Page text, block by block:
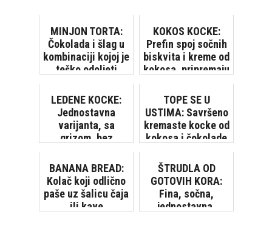
MINJON TORTA:
Čokolada i šlag u
kombinaciji kojoj je
teško odoljeti
KOKOS KOCKE:
Prefin spoj sočnih
biskvita i kreme od
kokosa, pripremaju
jednostavno!
[VIDEO...
LEDENE KOCKE:
Jednostavna
varijanta, sa
grizom, bez
TOPE SE U
USTIMA: Savršeno
kremaste kocke od
kokosa i čokolade
BANANA BREAD:
Kolač koji odlično
paše uz šalicu čaja
ili kave
ŠTRUDLA OD
GOTOVIH KORA:
Fina, sočna,
jednostavna,